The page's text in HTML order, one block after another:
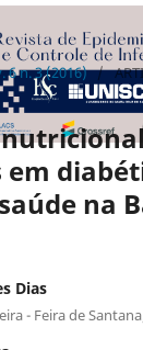
6 n. 3 (2016) /
em
na
Dias
- Feira de